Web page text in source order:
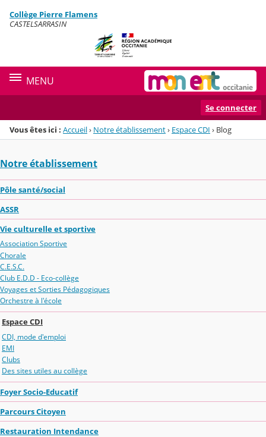
Menu de la rubrique
Contenu
Collège Pierre Flamens
CASTELSARRASIN
MENU
Se connecter
Vous êtes ici : Accueil› Notre établissement› Espace CDI › Blog
Notre établissement
Pôle santé/social
ASSR
Vie culturelle et sportive
Association Sportive
Chorale
C.E.S.C.
Club E.D.D - Eco-collège
Voyages et Sorties Pédagogiques
Orchestre à l'école
Espace CDI
CDI, mode d'emploi
EMI
Clubs
Des sites utiles au collège
Foyer Socio-Educatif
Parcours Citoyen
Restauration Intendance